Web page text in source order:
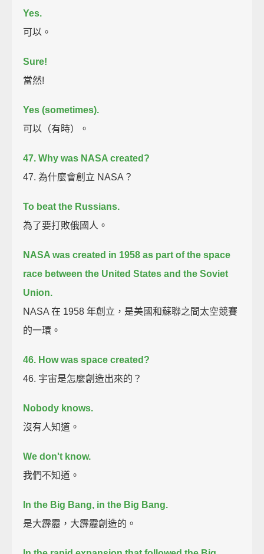
Yes.
可以。
Sure!
當然!
Yes (sometimes).
可以（有時）。
47. Why was NASA created?
47. 為什麼會創立 NASA？
To beat the Russians.
為了要打敗俄國人。
NASA was created in 1958 as part of the space
race between the United States and the Soviet
Union.
NASA 在 1958 年創立，是美國和蘇聯之間太空競賽
的一環。
46. How was space created?
46. 宇宙是怎麼創造出來的？
Nobody knows.
沒有人知道。
We don't know.
我們不知道。
In the Big Bang, in the Big Bang.
是大霹靂，大霹靂創造的。